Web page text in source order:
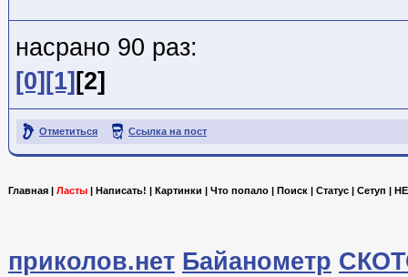
насрано 90 раз:
[0] [1] [2]
Отметиться Ссылка на пост
Главная Ласты Написать! Картинки Что попало Поиск Статус Сетуп
приколов.нет Байанометр